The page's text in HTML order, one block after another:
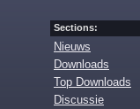
Sections:
Nieuws
Downloads
Top Downloads
Discussie